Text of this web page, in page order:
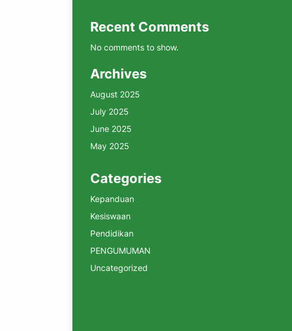
Recent Comments
No comments to show.
Archives
August 2025
July 2025
June 2025
May 2025
Categories
Kepanduan
Kesiswaan
Pendidikan
PENGUMUMAN
Uncategorized